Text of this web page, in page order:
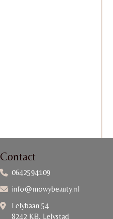
Contact
0642594109
info@mowybeauty.nl
Lelybaan 54
8242 KB, Lelystad